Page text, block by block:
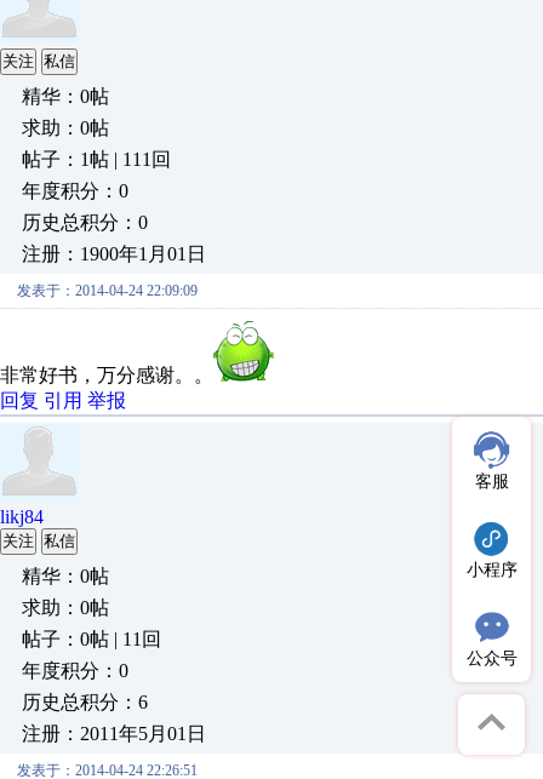
关注 私信
精华：0帖
求助：0帖
帖子：1帖 | 111回
年度积分：0
历史总积分：0
注册：1900年1月01日
发表于：2014-04-24 22:09:09
非常好书，万分感谢。。
回复 引用 举报
likj84
关注 私信
精华：0帖
求助：0帖
帖子：0帖 | 11回
年度积分：0
历史总积分：6
注册：2011年5月01日
发表于：2014-04-24 22:26:51
客服
小程序
公众号